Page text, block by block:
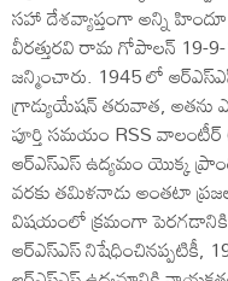
సహా దేశవ్యాప్తంగా అన్ని
వీరత్తురవి రామ గోపాలన్ 19-
జన్మించారు. 1945 లో
గ్రాడ్యుయేషన్ తరువాత, అతను
పూర్తి సమయం RSS వాలంటీర్
ఆర్‌ఎస్‌ఎస్ ఉద్యమం యొక్క
వరకు తమిళనాడు అంతటా
విషయంలో క్రమంగా
ఆర్‌ఎస్‌ఎస్